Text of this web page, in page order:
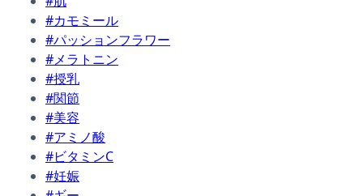
#カモミール
#パッションフラワー
#メラトニン
#授乳
#関節
#美容
#アミノ酸
#ビタミンC
#妊娠